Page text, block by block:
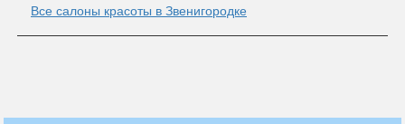
Все салоны красоты в Звенигородке